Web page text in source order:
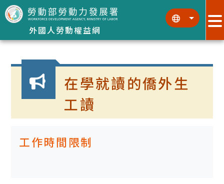
跳到主要內容區塊
外國人勞動權益網
::: :::
:::
在學就讀的僑外生
工讀
工作時間限制